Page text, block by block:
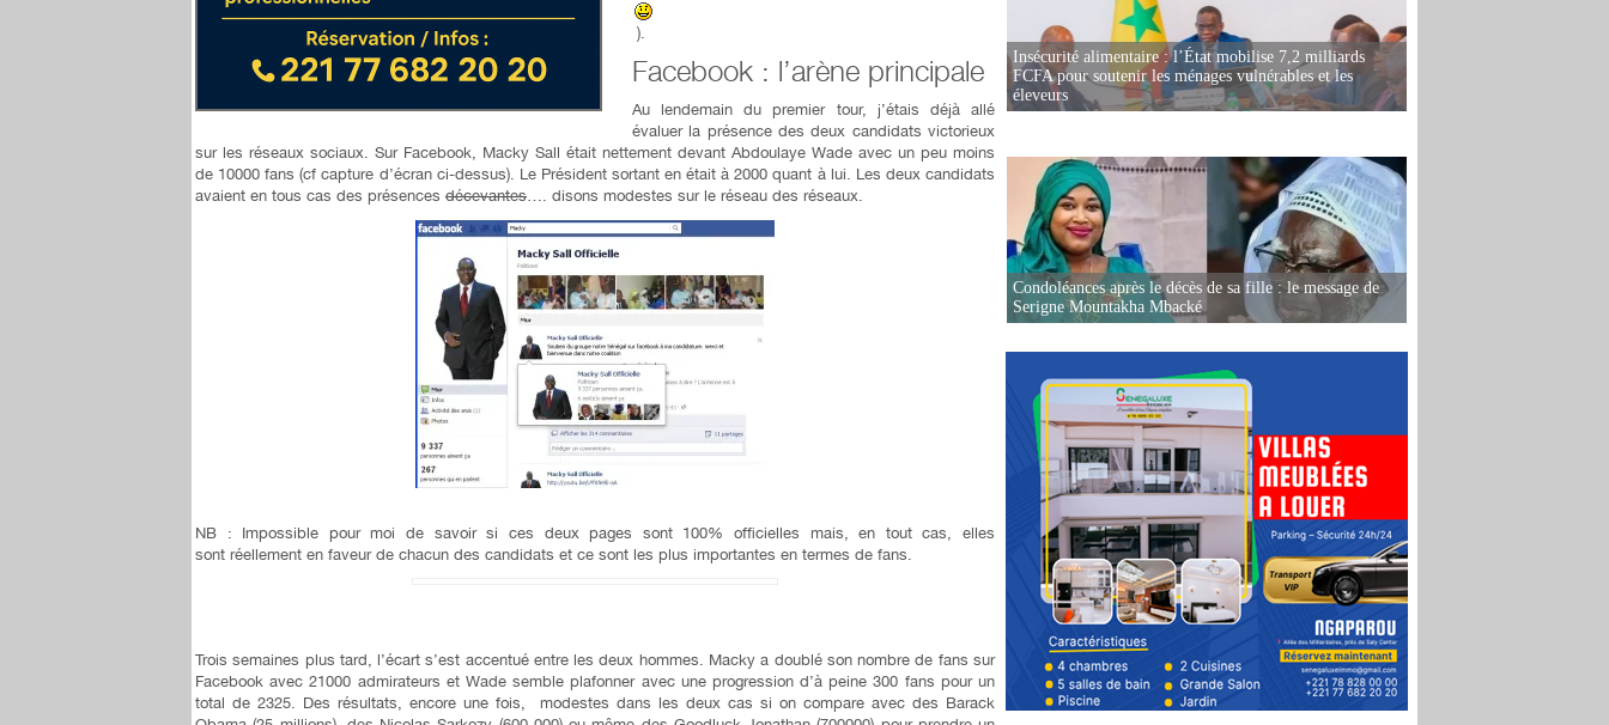
).
Facebook : l’arène principale
Au lendemain du premier tour, j’étais déjà allé
évaluer la présence des deux candidats victorieux
sur les réseaux sociaux. Sur Facebook, Macky Sall était nettement devant Abdoulaye Wade avec un peu moins
de 10000 fans (cf capture d’écran ci-dessus). Le Président sortant en était à 2000 quant à lui. Les deux candidats
avaient en tous cas des présences décevantes…. disons modestes sur le réseau des réseaux.
NB : Impossible pour moi de savoir si ces deux pages sont 100% officielles mais, en tout cas, elles
sont réellement en faveur de chacun des candidats et ce sont les plus importantes en termes de fans.
Trois semaines plus tard, l’écart s’est accentué entre les deux hommes. Macky a doublé son nombre de fans sur
Facebook avec 21000 admirateurs et Wade semble plafonner avec une progression d’à peine 300 fans pour un
total de 2325. Des résultats, encore une fois, modestes dans les deux cas si on compare avec des Barack
Insécurité alimentaire : l’État mobilise 7,2 milliards
FCFA pour soutenir les ménages vulnérables et les
éleveurs
Condoléances après le décès de sa fille : le message de
Serigne Mountakha Mbacké